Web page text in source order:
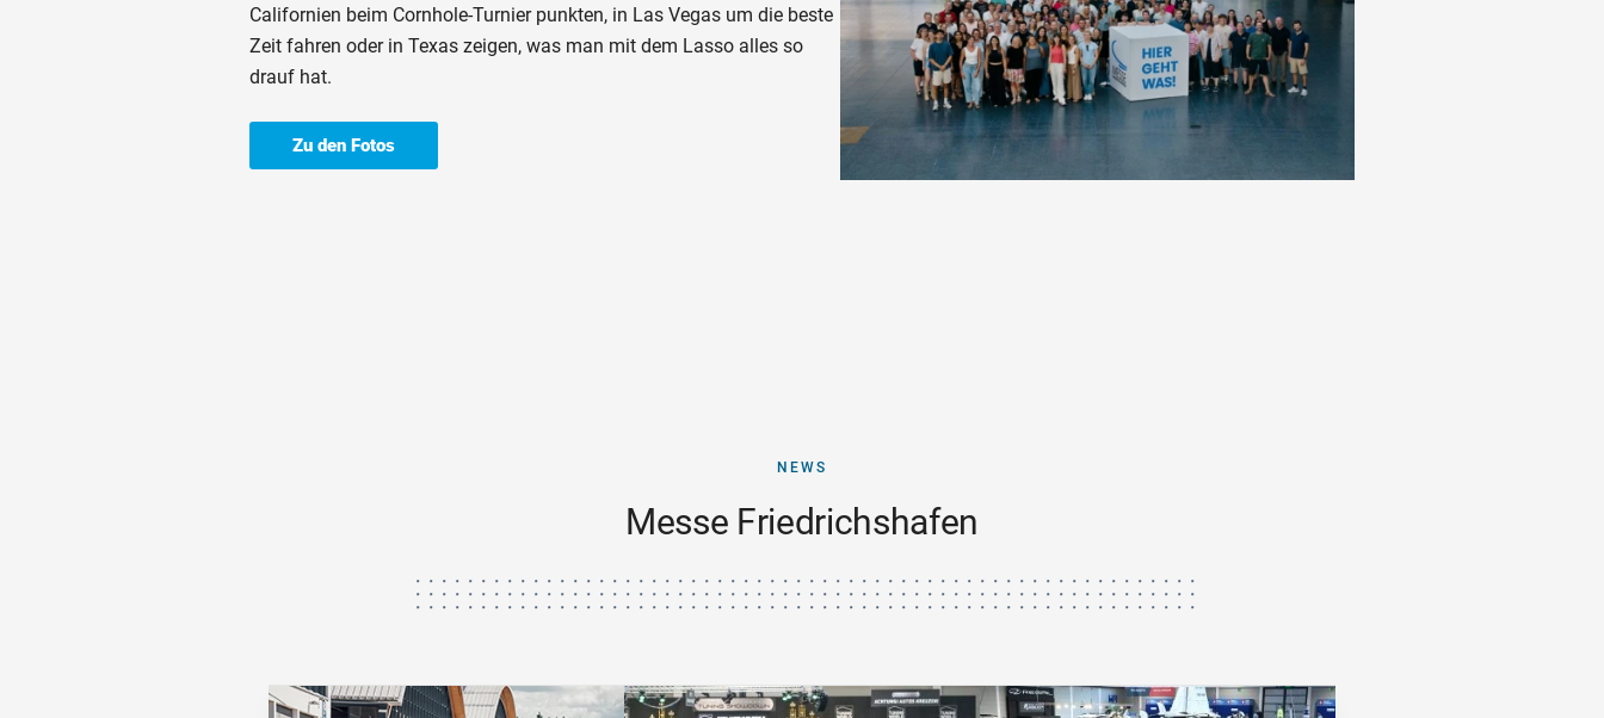
Californien beim Cornhole-Turnier punkten, in Las Vegas um die beste
Zeit fahren oder in Texas zeigen, was man mit dem Lasso alles so
drauf hat.
Zu den Fotos
NEWS
Messe Friedrichshafen